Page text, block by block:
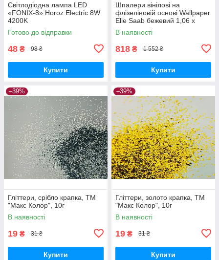
Світлодіодна лампа LED
«FONIX-8» Horoz Electric 8W
4200K
Готово до відправки
48 ₴ 98 ₴
Купити
Шпалери вінілові на
флізеліновій основі Wallpaper
Elie Saab бежевий 1,06 х
10,05м (Z64802)
В наявності
818 ₴ 1 552 ₴
Купити
–39%
Гліттери, срібло крапка, ТМ
"Макс Колор", 10г
В наявності
19 ₴ 31 ₴
Купити
–39%
Гліттери, золото крапка, ТМ
"Макс Колор", 10г
В наявності
19 ₴ 31 ₴
Купити